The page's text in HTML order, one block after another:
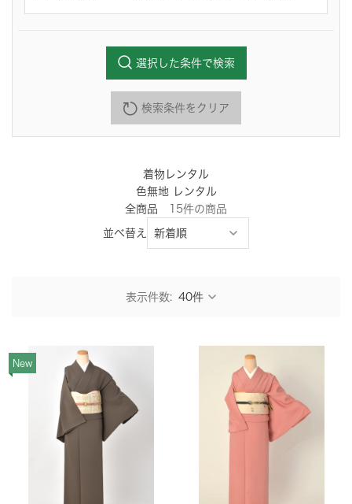
検索条件をクリア
選択した条件で検索
着物レンタル
色無地 レンタル
全商品
15件の商品
並べ替え
表示件数:
New